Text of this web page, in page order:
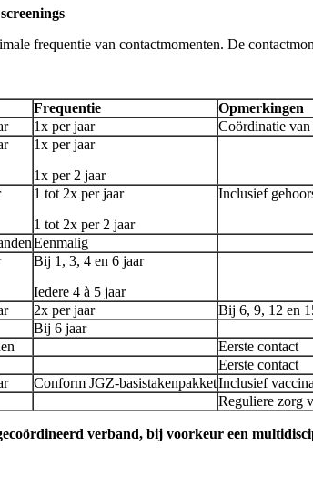
frequentie van contactmomenten. De
Frequentie
Opmerkingen
1x per jaar
Coördinatie
1x per jaar
1x per 2 jaar
1 tot 2x per jaar
1 tot 2x per 2 jaar
Inclusief
Eenmalig
Bij 1, 3, 4 en 6 jaar
Iedere 4 à 5 jaar
2x per jaar
Bij 6, 9, 12 en
Bij 6 jaar
Eerste contact
Eerste contact
Conform JGZ-basistakenpakketInclusief
Reguliere zorg
verband, bij voorkeur een